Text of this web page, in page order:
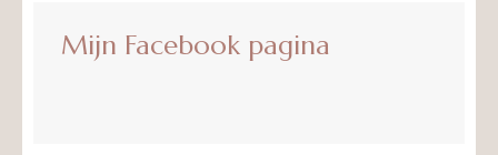
Mijn Facebook pagina